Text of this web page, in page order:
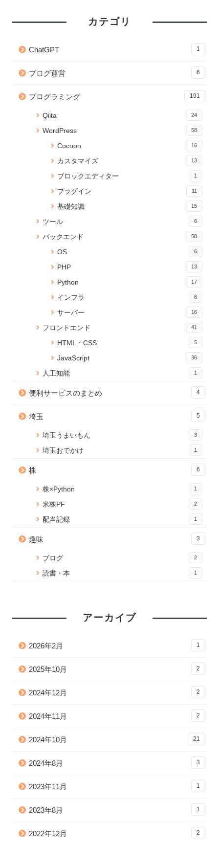
ファイルを実行！同期・非同期
React プロジェクトの関数名や
【JavaScript】iframeのコンテ
ンツの読み込みが終わったらイ
ベントを発火する
【無料】ブラウザでPDFに透か
し文字を追加できる「PDF透か
Anaconda のアップデートが終
Jupyter Notebookに現在のメモ
15 views
PDFに画像（ロゴ）を貼ること
ができる無料Webサービス「ピ
タロゴPDFメーカー」を公開し
14 views
【Python】PandasでSQLや
ファイルを実行！同期・非同期
【CSS】画像を横幅いっぱいに
Jupyter Notebook を「.py」の
Pythonで実行可能なコードに変
yml ファイルから Anaconda 仮
想環境をつくる
15967 views
【JavaScript】iframeのコンテ
ンツの読み込みが終わったらイ
Cannot connect to the Docker
daemon でDockerコマンドが効
Reactページの読み込みが終わ
るまでの間ローディングを表示
する
React onClick イベントで引数
を渡す方法
Node.js のバージョンアップ手
順【Mac】
イルパスを再帰的に取得する方
【Python】CSVファイルの文字
列をカンマ区切りの配列に変換
wp db cli でMySQLデータベー
ポップアップ完了を親ページへ
安全に伝える方法
5 views
Node.js のバージョンアップ手
装！サイドバー目次のカスタマ
【Python】ファイルやフォルダ
4 views
Anaconda のアップデートが終
わらないときの対処法
JavaScriptにおける変数の代入:
プリミティブ型とオブジェクト
カテゴリ
ChatGPT 1
ブログ運営 6
プログラミング 191
Qiita 24
WordPress 58
Cocoon 16
カスタマイズ 13
ブロックエディター 1
プラグイン 11
基礎知識 15
ツール 6
バックエンド 58
OS 6
PHP 13
Python 17
インフラ 6
サーバー 16
フロントエンド 41
HTML・CSS 5
JavaScript 36
人工知能 1
便利サービスのまとめ 4
埼玉 5
埼玉うまいもん 3
埼玉おでかけ 1
株 6
株×Python 1
米株PF 2
配当記録 1
趣味 3
ブログ 2
読書・本 1
アーカイブ
2026年2月 1
2025年10月 2
2024年12月 2
2024年11月 2
2024年10月 21
2024年8月 3
2023年11月 1
2023年8月 1
2022年12月 2